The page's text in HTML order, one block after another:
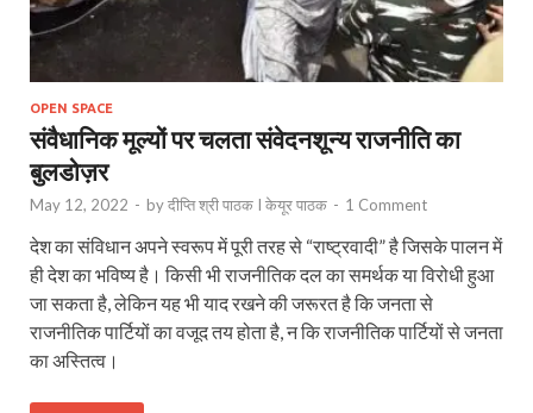
OPEN SPACE
संवैधानिक मूल्यों पर चलता संवेदनशून्य राजनीति का
बुलडोज़र
May 12, 2022 - byदीप्ति श्री पाठक I केयूर पाठक - 1 Comment
देश का संविधान अपने स्वरूप में पूरी तरह से “राष्ट्रवादी” है जिसके पालन में
ही देश का भविष्य है। किसी भी राजनीतिक दल का समर्थक या विरोधी हुआ
जा सकता है, लेकिन यह भी याद रखने की जरूरत है कि जनता से
राजनीतिक पार्टियों का वजूद तय होता है, न कि राजनीतिक पार्टियों से जनता
का अस्तित्व।